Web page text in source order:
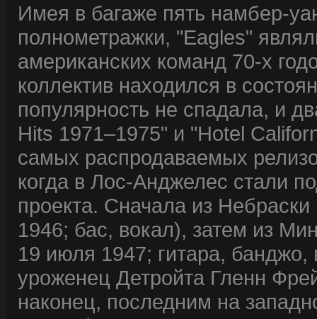
Имея в багаже пять намбер-
полнометражки, "Eagles"
американских команд 70-х
коллектив находился в
популярность не спадала, и
Hits 1971–1975" и "Hotel
самых распродаваемых
когда в Лос-Анджелес стали
проекта. Сначала из
1946; бас, вокал), затем из
19 июля 1947; гитара,
уроженец Детройта Гленн
наконец, последним на